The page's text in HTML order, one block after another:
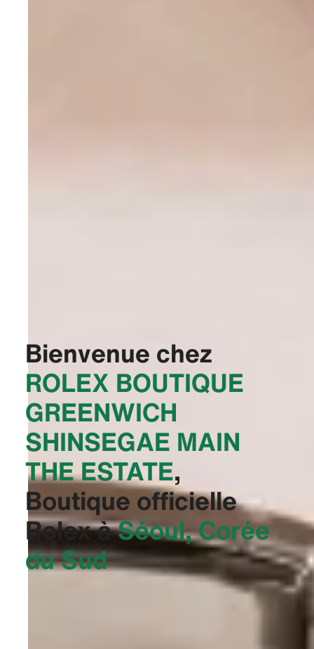
Bienvenue chez
‭ROLEX BOUTIQUE
GREENWICH
SHINSEGAE MAIN
THE ESTATE‬,
Boutique officielle
Rolex àSéoul, Corée
du Sud